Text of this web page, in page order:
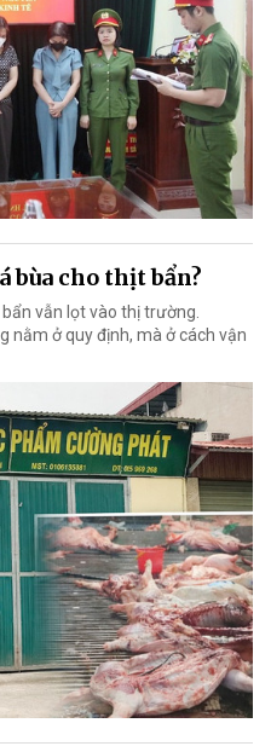
bùa cho thịt bẩn?
vẫn lọt vào thị trường.
nằm ở quy định, mà ở cách vận